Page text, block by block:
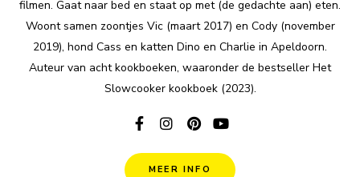
filmen. Gaat naar bed en staat op met (de gedachte aan) eten.
Woont samen zoontjes Vic (maart 2017) en Cody (november
2019), hond Cass en katten Dino en Charlie in Apeldoorn.
Auteur van acht kookboeken, waaronder de bestseller Het
Slowcooker kookboek (2023).
MEER INFO